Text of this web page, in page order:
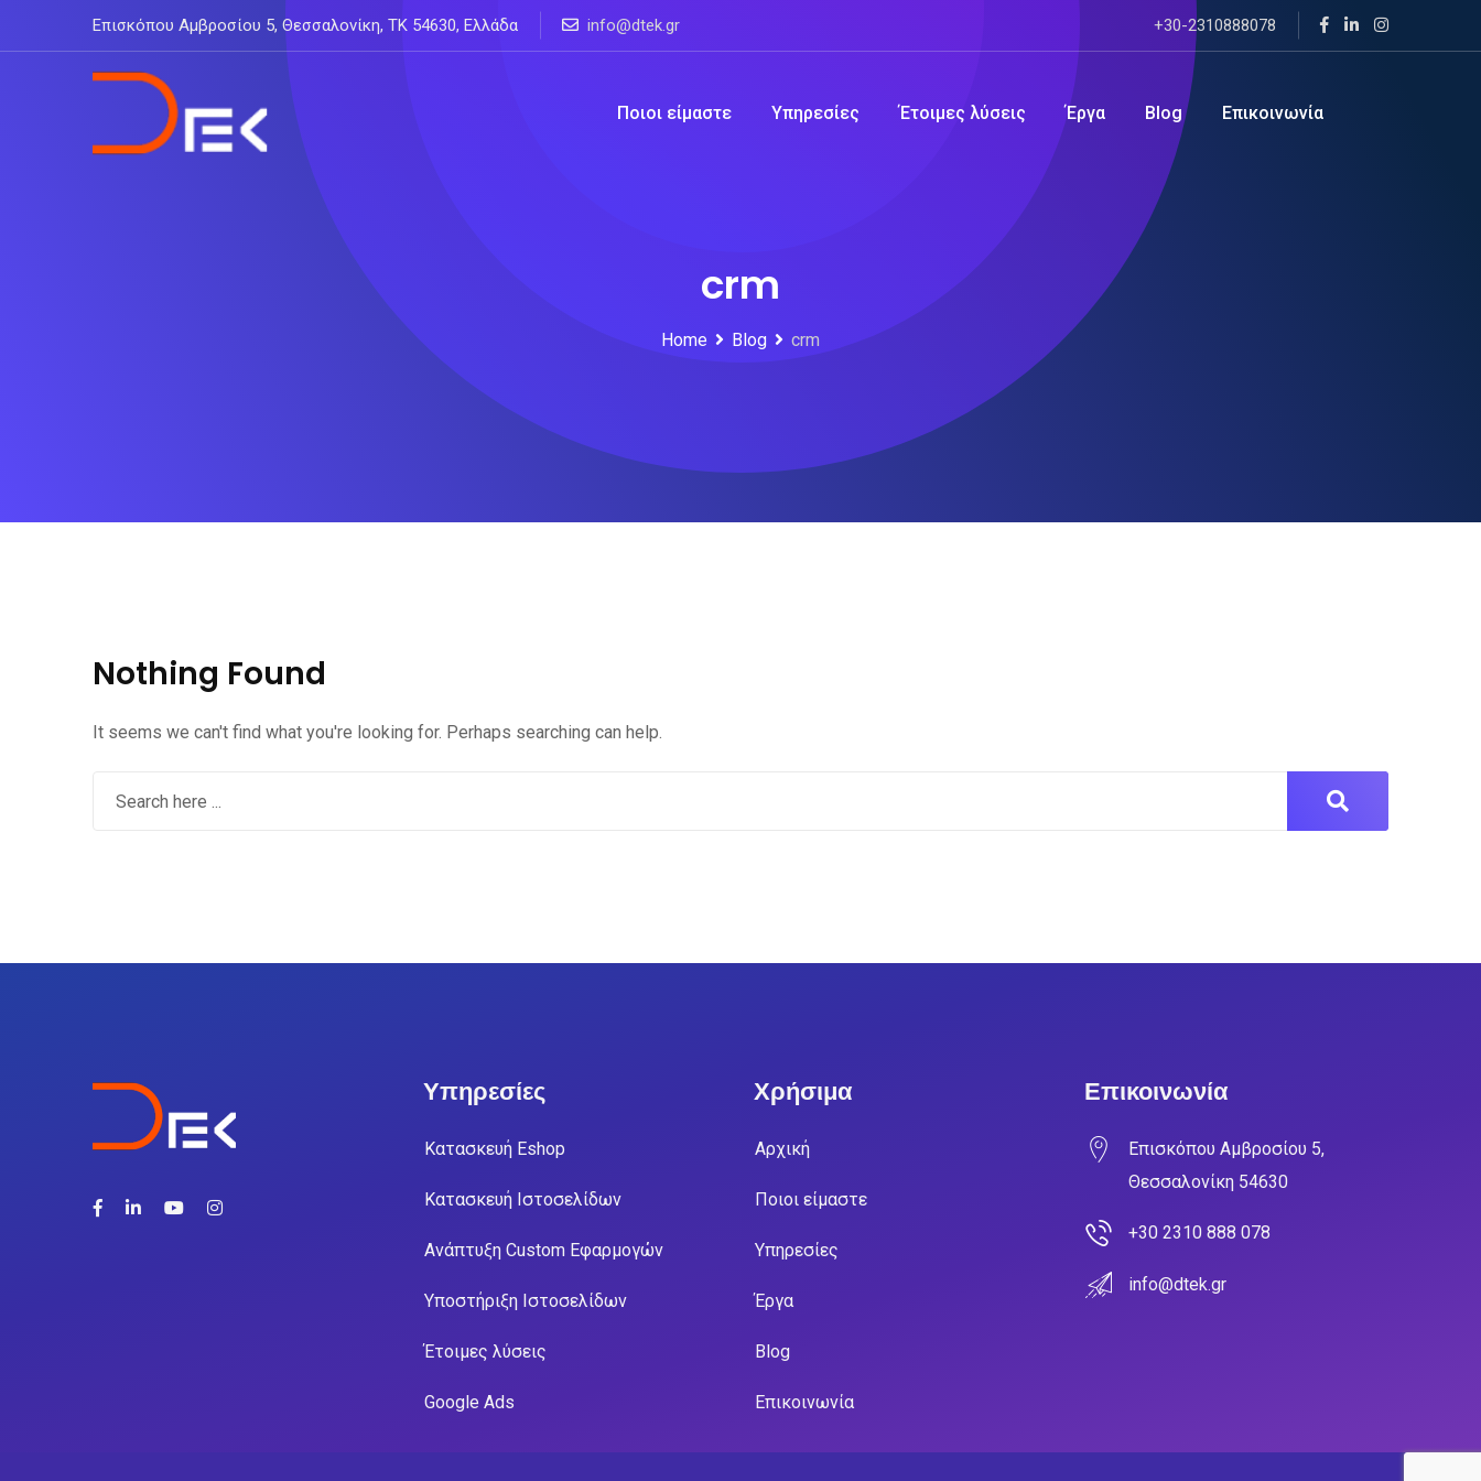
to
Επισκόπου Αμβροσίου 5, Θεσσαλονίκη, ΤΚ 54630, Ελλάδα info@dtek.gr +30-2310888078
Ποιοι είμαστε Υπηρεσίες Έτοιμες λύσεις Έργα Blog Επικοινωνία
crm
Home Blog crm
Nothing Found
It seems we can't find what you're looking for. Perhaps searching can help.
Υπηρεσίες
Κατασκευή Eshop
Κατασκευή Ιστοσελίδων
Ανάπτυξη Custom Εφαρμογών
Υποστήριξη Ιστοσελίδων
Έτοιμες λύσεις
Google Ads
Χρήσιμα
Αρχική
Ποιοι είμαστε
Υπηρεσίες
Έργα
Blog
Επικοινωνία
Επικοινωνία
Επισκόπου Αμβροσίου 5,
Θεσσαλονίκη 54630
+30 2310 888 078
info@dtek.gr